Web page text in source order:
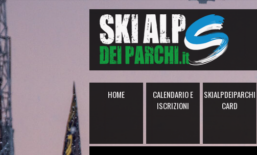
HOME
CALENDARIO E
ISCRIZIONI
SKIALPDEIPARCHI
CARD